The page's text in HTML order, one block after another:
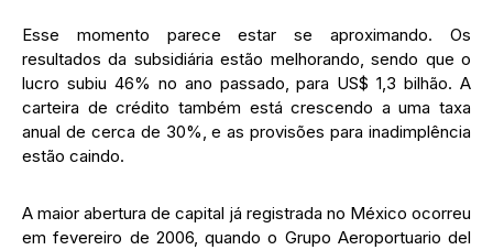
Esse momento parece estar se aproximando. Os
resultados da subsidiária estão melhorando, sendo que o
lucro subiu 46% no ano passado, para US$ 1,3 bilhão. A
carteira de crédito também está crescendo a uma taxa
anual de cerca de 30%, e as provisões para inadimplência
estão caindo.
A maior abertura de capital já registrada no México ocorreu
em fevereiro de 2006, quando o Grupo Aeroportuario del